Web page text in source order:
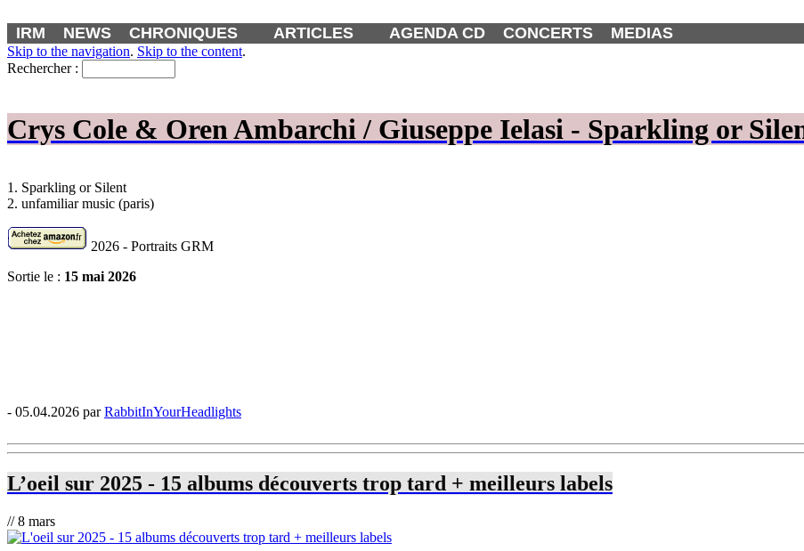
IRM NEWS CHRONIQUES ARTICLES AGENDA CD CONCERTS MEDIAS
Skip to the navigation. Skip to the content.
Rechercher :
Crys Cole & Oren Ambarchi / Giuseppe Ielasi - Sparkling or
1. Sparkling or Silent
2. unfamiliar music (paris)
2026 - Portraits GRM
Sortie le : 15 mai 2026
- 05.04.2026 parRabbitInYourHeadlights
L’oeil sur 2025 - 15 albums découverts trop tard + meilleurs labels
// 8 mars